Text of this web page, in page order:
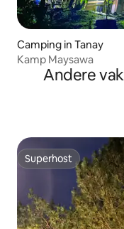
Camping in Tanay
Kamp Maysawa
Andere
Superhost
Superhost